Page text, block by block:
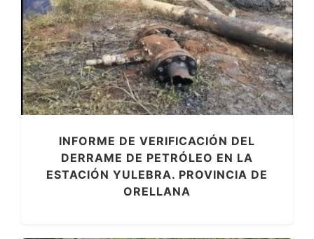
INFORME DE VERIFICACIÓN DEL
DERRAME DE PETRÓLEO EN LA
ESTACIÓN YULEBRA. PROVINCIA DE
ORELLANA